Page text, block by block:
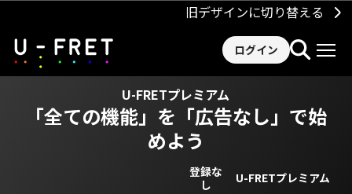
旧デザインに切り替える
ログイン
U-FRETプレミアム
「全ての機能」を 「広告なし」で始
めよう
登録な
し
U-FRETプレミアム